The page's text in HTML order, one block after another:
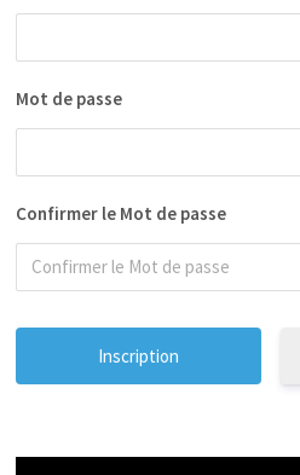
Mot de passe
Confirmer le Mot de passe